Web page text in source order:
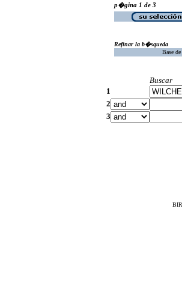
p�gina 1 de 3
Refinar la b�squeda
Base
Buscar
1
2
3